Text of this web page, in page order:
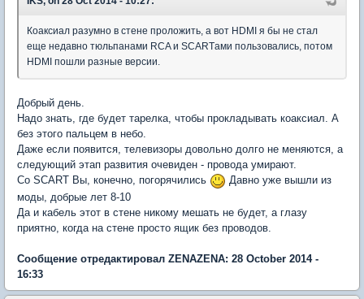
Коаксиал разумно в стене проложить, а вот HDMI я бы не стал
еще недавно тюльпанами RCA и SCARTами пользовались, потом
HDMI пошли разные версии.
Добрый день.
Надо знать, где будет тарелка, чтобы прокладывать коаксиал. А
без этого пальцем в небо.
Даже если появится, телевизоры довольно долго не меняются, а
следующий этап развития очевиден - провода умирают.
Со SCART Вы, конечно, погорячились
Давно уже вышли из
моды, добрые лет 8-10
Да и кабель этот в стене никому мешать не будет, а глазу
приятно, когда на стене просто ящик без проводов.
Сообщение отредактировал ZENAZENA: 28 October 2014 -
16:33